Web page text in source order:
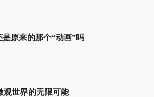
原来的那个“动画”吗
观世界的无限可能